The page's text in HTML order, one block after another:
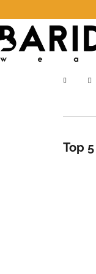
na
obsah
Domů
Top
o
š
í
Zpět
do
Zpět
do